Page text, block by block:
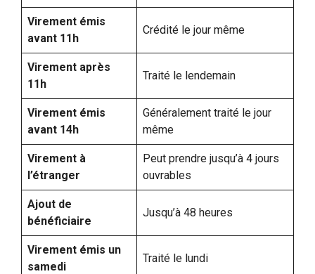
Virement émis
avant 11h
Crédité le jour même
Virement après
11h
Traité le lendemain
Virement émis
avant 14h
Généralement traité le jour
même
Virement à
l’étranger
Peut prendre jusqu’à 4 jours
ouvrables
Ajout de
bénéficiaire
Jusqu’à 48 heures
Virement émis un
samedi
Traité le lundi